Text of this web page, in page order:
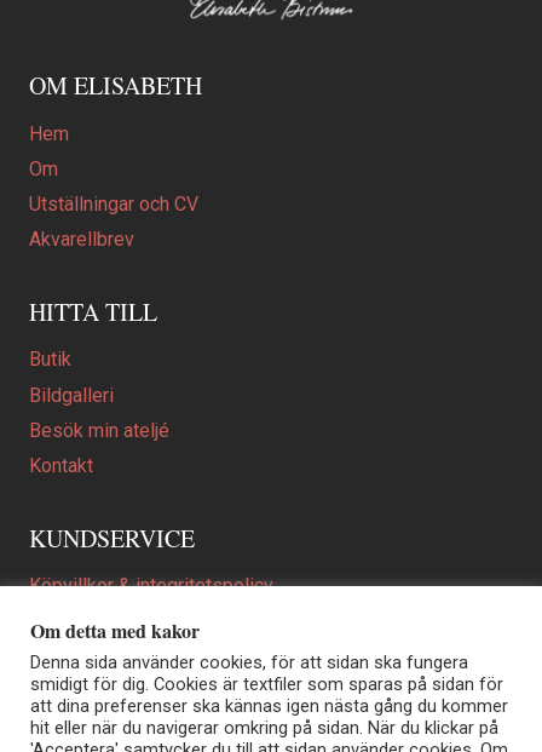
OM ELISABETH
Hem
Om
Utställningar och CV
Akvarellbrev
HITTA TILL
Butik
Bildgalleri
Besök min ateljé
Kontakt
KUNDSERVICE
Köpvillkor & integritetspolicy
Att beställa ett personligt utformat konstverk
En personligare gåva
FAQ
Om detta med kakor
Denna sida använder cookies, för att sidan ska fungera
smidigt för dig. Cookies är textfiler som sparas på sidan för
att dina preferenser ska kännas igen nästa gång du kommer
hit eller när du navigerar omkring på sidan. När du klickar på